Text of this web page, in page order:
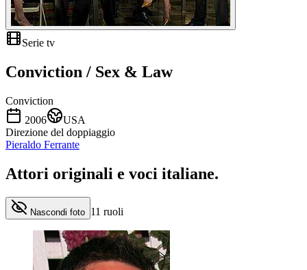
Serie tv
Conviction / Sex & Law
Conviction
2006
USA
Direzione del doppiaggio
Pieraldo Ferrante
Attori originali e voci italiane.
Nascondi foto 11 ruoli